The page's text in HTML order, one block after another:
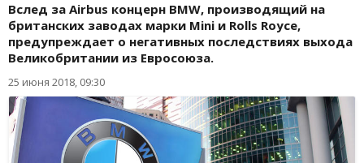
Вслед за Airbus концерн BMW, производящий на
британских заводах марки Mini и Rolls Royce,
предупреждает о негативных последствиях выхода
Великобритании из Евросоюза.
25 июня 2018, 09:30